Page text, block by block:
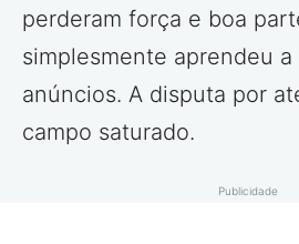
perderam força e boa
simplesmente aprendeu a
anúncios. A disputa por
campo saturado.
Publicidade